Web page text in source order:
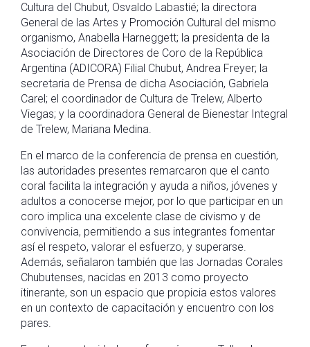
Cultura del Chubut, Osvaldo Labastié; la directora
General de las Artes y Promoción Cultural del mismo
organismo, Anabella Harneggett; la presidenta de la
Asociación de Directores de Coro de la República
Argentina (ADICORA) Filial Chubut, Andrea Freyer; la
secretaria de Prensa de dicha Asociación, Gabriela
Carel; el coordinador de Cultura de Trelew, Alberto
Viegas; y la coordinadora General de Bienestar Integral
de Trelew, Mariana Medina.
En el marco de la conferencia de prensa en cuestión,
las autoridades presentes remarcaron que el canto
coral facilita la integración y ayuda a niños, jóvenes y
adultos a conocerse mejor, por lo que participar en un
coro implica una excelente clase de civismo y de
convivencia, permitiendo a sus integrantes fomentar
así el respeto, valorar el esfuerzo, y superarse.
Además, señalaron también que las Jornadas Corales
Chubutenses, nacidas en 2013 como proyecto
itinerante, son un espacio que propicia estos valores
en un contexto de capacitación y encuentro con los
pares.